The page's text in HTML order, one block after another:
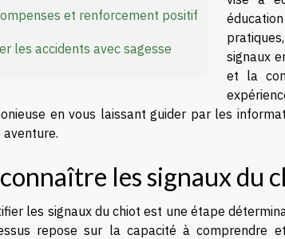
et renforcement positif
les accidents avec sagesse
signaux
et la
en vous laissant guider par les
les signaux du
les signaux du chiot est une étape
repose sur la capacité à comprendre